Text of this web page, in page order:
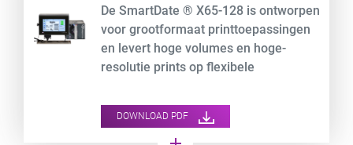
De SmartDate ® X65-128 is ontworpen
voor grootformaat printtoepassingen
en levert hoge volumes en hoge-
resolutie prints op flexibele
700 mm/s.
DOWNLOAD PDF